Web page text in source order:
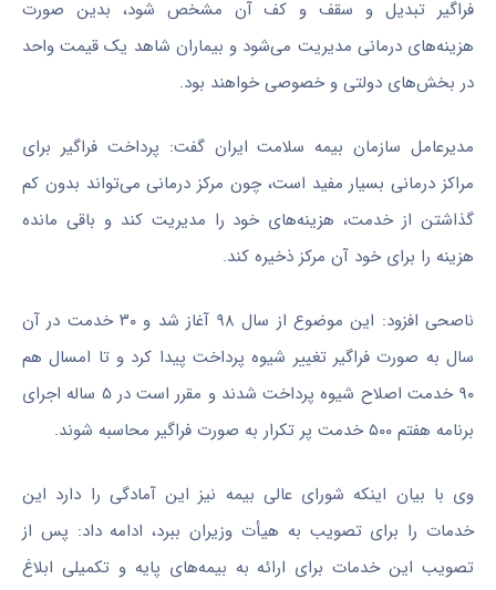
فراگیر تبدیل و سقف و کف آن مشخص شود، بدین صورت
هزینه‌های درمانی مدیریت می‌شود و بیماران شاهد یک قیمت واحد
در بخش‌های دولتی و خصوصی خواهند بود.
مدیرعامل سازمان بیمه سلامت ایران گفت: پرداخت فراگیر برای
مراکز درمانی بسیار مفید است، چون مرکز درمانی می‌تواند بدون کم
گذاشتن از خدمت، هزینه‌های خود را مدیریت کند و باقی مانده
هزینه را برای خود آن مرکز ذخیره کند.
ناصحی افزود: این موضوع از سال ۹۸ آغاز شد و ۳۰ خدمت در آن
سال به صورت فراگیر تغییر شیوه پرداخت پیدا کرد و تا امسال هم
۹۰ خدمت اصلاح شیوه پرداخت شدند و مقرر است در ۵ ساله اجرای
برنامه هفتم ۵۰۰ خدمت پر تکرار به صورت فراگیر محاسبه شوند.
وی با بیان اینکه شورای عالی بیمه نیز این آمادگی را دارد این
خدمات را برای تصویب به هیأت وزیران ببرد، ادامه داد: پس از
تصویب این خدمات برای ارائه به بیمه‌های پایه و تکمیلی ابلاغ